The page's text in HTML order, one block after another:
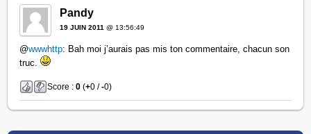
Pandy
19 JUIN 2011 @ 13:56:49
@wwwhttp: Bah moi j’aurais pas mis ton commentaire, chacun son
truc.
Score :0 (+0 /-0)